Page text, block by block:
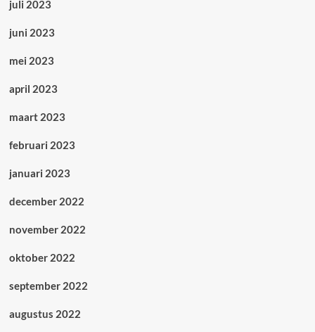
juli 2023
juni 2023
mei 2023
april 2023
maart 2023
februari 2023
januari 2023
december 2022
november 2022
oktober 2022
september 2022
augustus 2022